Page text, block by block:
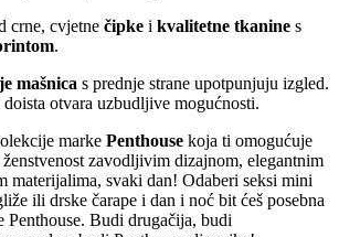
crne, cvjetne čipke i kvalitetne tkanine s
.
mašnica s prednje strane upotpunjuju izgled.
doista otvara uzbudljive mogućnosti.
marke Penthouse koja ti omogućuje
zavodljivim dizajnom, elegantnim
materijalima, svaki dan! Odaberi seksi mini
ili drske čarape i dan i noć bit ćeš posebna
Penthouse. Budi drugačija, budi